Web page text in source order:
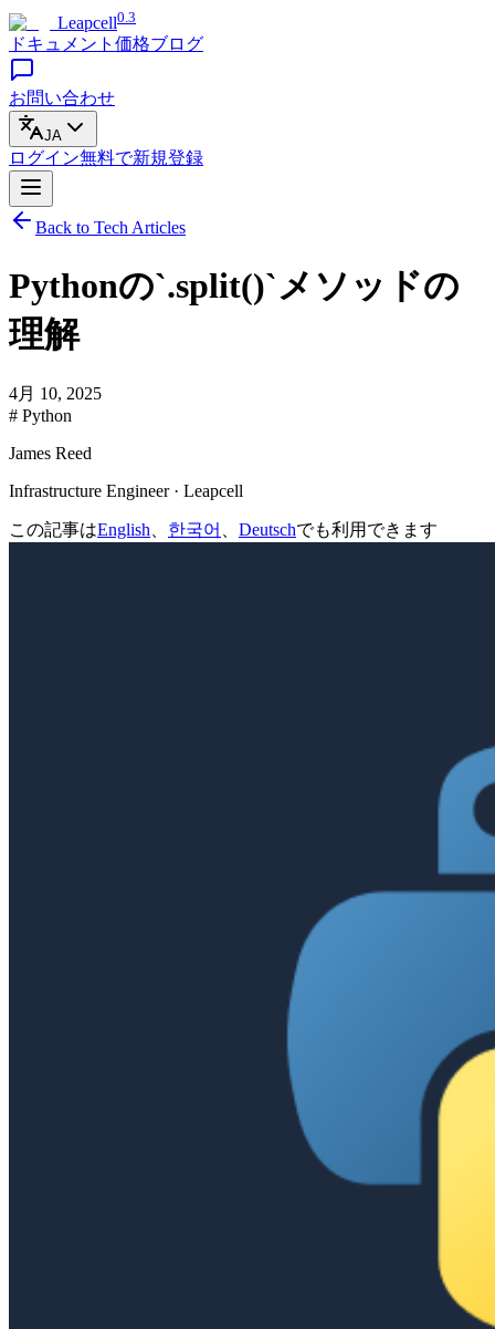
Leapcell0.3
ドキュメント 価格ブログ
お問い合わせ
JA
ログイン無料で新規登録
Back to Tech Articles
Pythonの`.split()`メソッドの
理解
4月 10, 2025
# Python
James Reed
Infrastructure Engineer · Leapcell
この記事はEnglish 한국어 Deutschでも利用できます